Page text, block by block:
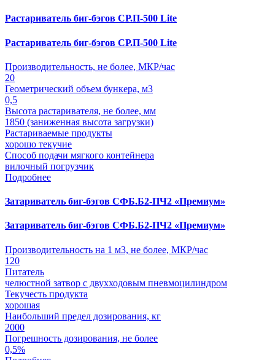
Растариватель биг-бэгов СР.П-500 Lite
Растариватель биг-бэгов СР.П-500 Lite
Производительность, не более, МКР/час
20
Геометрический объем бункера, м3
0,5
Высота растаривателя, не более, мм
1850 (заниженная высота загрузки)
Растариваемые продукты
хорошо текучие
Способ подачи мягкого контейнера
вилочный погрузчик
Подробнее
Затариватель биг-бэгов СФБ.Б2-ПЧ2 «Премиум»
Затариватель биг-бэгов СФБ.Б2-ПЧ2 «Премиум»
Производительность на 1 м3, не более, МКР/час
120
Питатель
челюстной затвор с двухходовым пневмоцилиндром
Текучесть продукта
хорошая
Наибольший предел дозирования, кг
2000
Погрешность дозирования, не более
0,5%